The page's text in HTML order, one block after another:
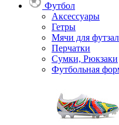
Футбол
Аксессуары
Гетры
Мячи для
Перчатки
Сумки, Рюкзаки
Футбольная